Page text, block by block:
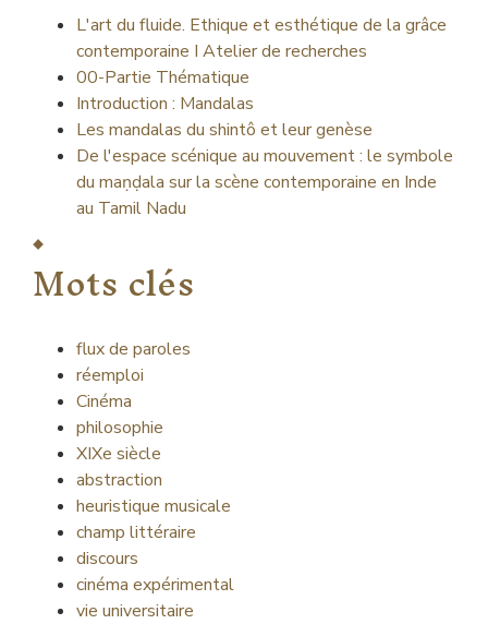
L'art du fluide. Ethique et esthétique de la grâce
contemporaine I Atelier de recherches
00-Partie Thématique
Introduction : Mandalas
Les mandalas du shintô et leur genèse
De l'espace scénique au mouvement : le symbole
du maṇḍala sur la scène contemporaine en Inde
au Tamil Nadu
Mots clés
flux de paroles
réemploi
Cinéma
philosophie
XIXe siècle
abstraction
heuristique musicale
champ littéraire
discours
cinéma expérimental
vie universitaire